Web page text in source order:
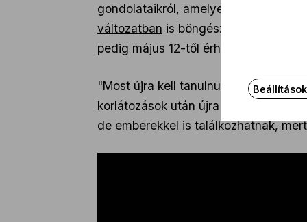
gondolataikról, amelyek alapján
változatban is böngészhető, az
pedig május 12-től érhetők el a
"Most újra kell tanulnunk, hogy hogy
korlátozások után újra
de emberekkel is találkozhatnak,